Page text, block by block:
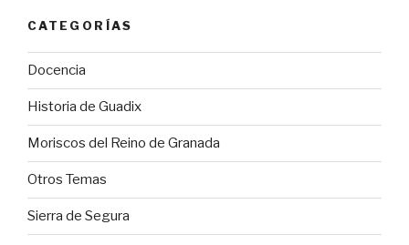
CATEGORÍAS
Docencia
Historia de Guadix
Moriscos del Reino de Granada
Otros Temas
Sierra de Segura